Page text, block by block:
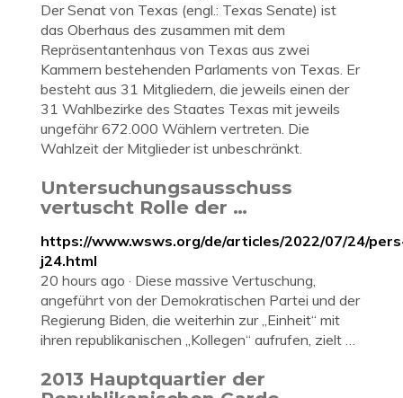
Der Senat von Texas (engl.: Texas Senate) ist
das Oberhaus des zusammen mit dem
Repräsentantenhaus von Texas aus zwei
Kammern bestehenden Parlaments von Texas. Er
besteht aus 31 Mitgliedern, die jeweils einen der
31 Wahlbezirke des Staates Texas mit jeweils
ungefähr 672.000 Wählern vertreten. Die
Wahlzeit der Mitglieder ist unbeschränkt.
Untersuchungsausschuss
vertuscht Rolle der …
https://www.wsws.org/de/articles/2022/07/24/
j24.html
20 hours ago · Diese massive Vertuschung,
angeführt von der Demokratischen Partei und der
Regierung Biden, die weiterhin zur „Einheit“ mit
ihren republikanischen „Kollegen“ aufrufen, zielt …
2013 Hauptquartier der